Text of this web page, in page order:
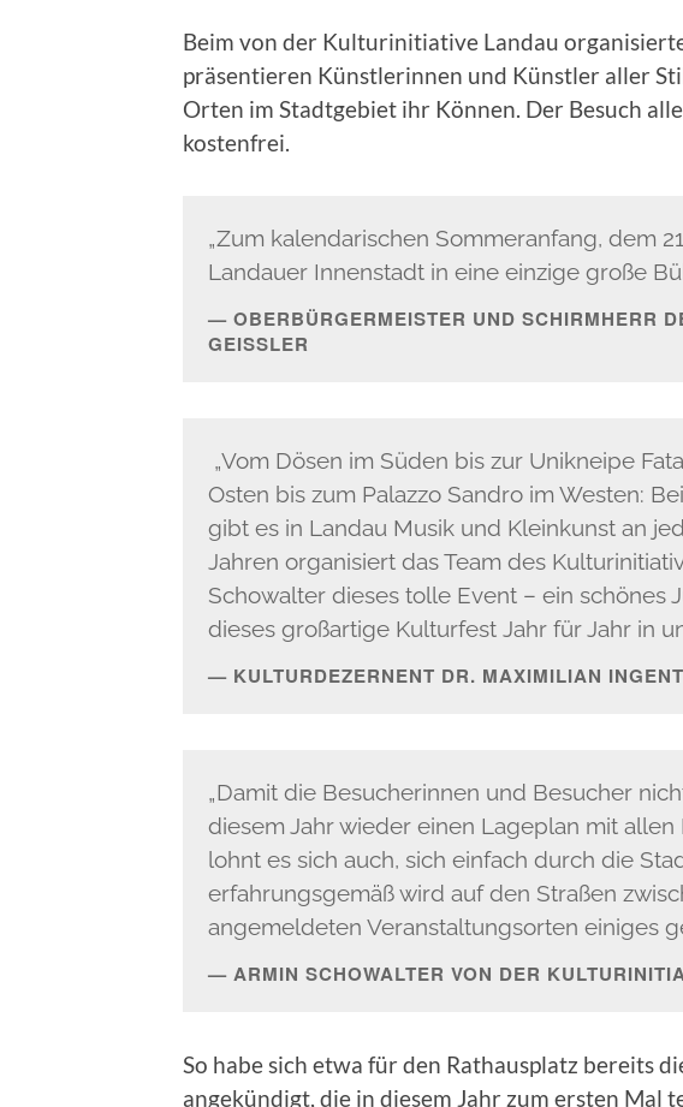
Beim von der Kulturinitiative Landau
präsentieren Künstlerinnen und Künstler aller
Orten im Stadtgebiet ihr Können. Der Besuch
kostenfrei.
„Zum kalendarischen Sommeranfang, dem
Landauer Innenstadt in eine einzige große
OBERBÜRGERMEISTER UND SCHIRMHERR
GEISSLER
„Vom Dösen im Süden bis zur Unikneipe
Osten bis zum Palazzo Sandro im Westen:
gibt es in Landau Musik und Kleinkunst an
Jahren organisiert das Team des
Schowalter dieses tolle Event – ein schönes
dieses großartige Kulturfest Jahr für Jahr in
KULTURDEZERNENT DR. MAXIMILIAN
„Damit die Besucherinnen und Besucher
diesem Jahr wieder einen Lageplan mit
lohnt es sich auch, sich einfach durch die
erfahrungsgemäß wird auf den Straßen
angemeldeten Veranstaltungsorten einiges
ARMIN SCHOWALTER VON DER
So habe sich etwa für den Rathausplatz bereits
angekündigt, die in diesem Jahr zum ersten Mal